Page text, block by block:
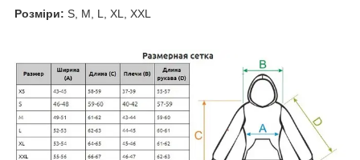
Розміри: S, M, L, XL, XXL